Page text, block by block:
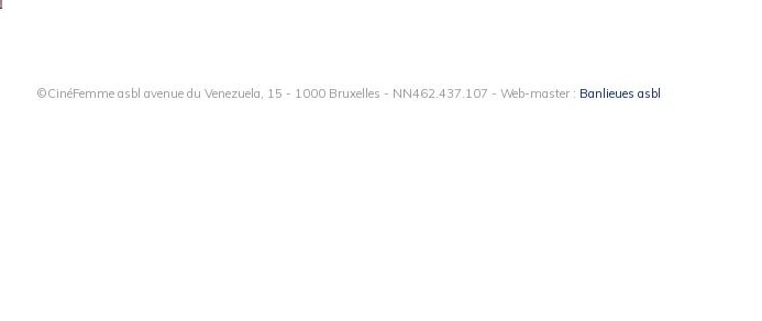
©CinéFemme asbl avenue du Venezuela, 15 - 1000 Bruxelles - NN462.437.107 - Web-master : Banlieues asbl